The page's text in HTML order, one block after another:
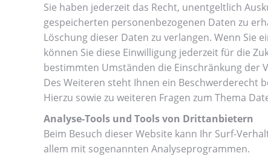
Sie haben jederzeit das Recht, unentgeltlich
gespeicherten personenbezogenen Daten zu
Löschung dieser Daten zu verlangen. Wenn Sie
können Sie diese Einwilligung jederzeit für die
bestimmten Umständen die Einschränkung der
Des Weiteren steht Ihnen ein Beschwerderecht
Hierzu sowie zu weiteren Fragen zum Thema
Analyse-Tools und Tools von Drittanbietern
Beim Besuch dieser Website kann Ihr Surf-
allem mit sogenannten Analyseprogrammen.